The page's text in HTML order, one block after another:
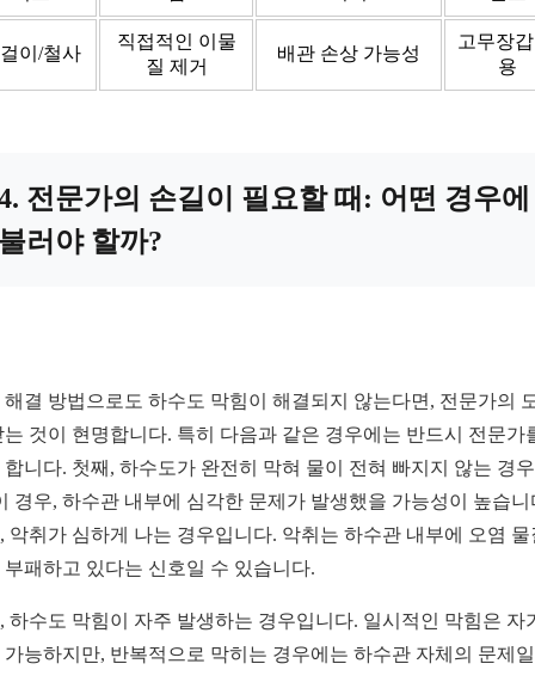
이/철사
직접적인 이물
질 제거
배관 손상 가능성
고무장
용
전문가의 손길이 필요할 때: 어떤 경우에
러야 할까?
해결 방법으로도 하수도 막힘이 해결되지 않는다면, 전문가의
는 것이 현명합니다. 특히 다음과 같은 경우에는 반드시 전문가
합니다. 첫째, 하수도가 완전히 막혀 물이 전혀 빠지지 않는 경
경우, 하수관 내부에 심각한 문제가 발생했을 가능성이 높습니
악취가 심하게 나는 경우입니다. 악취는 하수관 내부에 오염 물
부패하고 있다는 신호일 수 있습니다.
하수도 막힘이 자주 발생하는 경우입니다. 일시적인 막힘은 자
가능하지만, 반복적으로 막히는 경우에는 하수관 자체의 문제